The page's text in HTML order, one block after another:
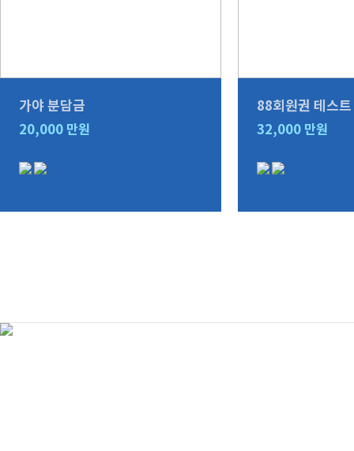
가야 분담금
20,000 만원
88회원권 테스트
32,000 만원